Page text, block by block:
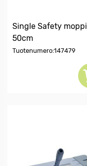
Single Safety moppi
50cm
Tuotenumero:147479